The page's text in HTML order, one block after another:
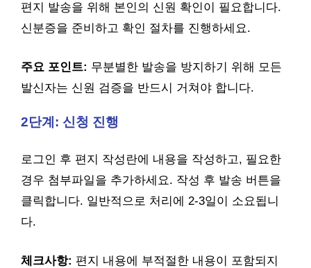
편지 발송을 위해 본인의 신원 확인이 필요합니다.
신분증을 준비하고 확인 절차를 진행하세요.
주요 포인트: 무분별한 발송을 방지하기 위해 모든
발신자는 신원 검증을 반드시 거쳐야 합니다.
2단계: 신청 진행
로그인 후 편지 작성란에 내용을 작성하고, 필요한
경우 첨부파일을 추가하세요. 작성 후 발송 버튼을
클릭합니다. 일반적으로 처리에 2-3일이 소요됩니
다.
체크사항: 편지 내용에 부적절한 내용이 포함되지